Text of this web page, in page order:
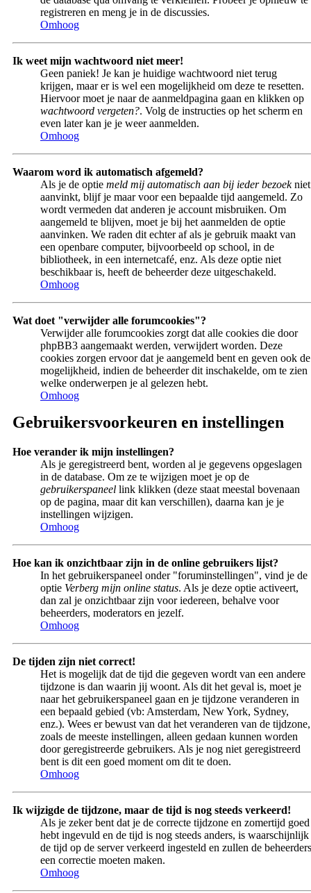
registreren en meng je in de discussies.
Omhoog
Ik weet mijn wachtwoord niet meer!
Geen paniek! Je kan je huidige wachtwoord niet terug
krijgen, maar er is wel een mogelijkheid om deze te resetten.
Hiervoor moet je naar de aanmeldpagina gaan en klikken op
wachtwoord vergeten?. Volg de instructies op het scherm en
even later kan je je weer aanmelden.
Omhoog
Waarom word ik automatisch afgemeld?
Als je de optie meld mij automatisch aan bij ieder bezoekniet
aanvinkt, blijf je maar voor een bepaalde tijd aangemeld. Zo
wordt vermeden dat anderen je account misbruiken. Om
aangemeld te blijven, moet je bij het aanmelden de optie
aanvinken. We raden dit echter af als je gebruik maakt van
een openbare computer, bijvoorbeeld op school, in de
bibliotheek, in een internetcafé, enz. Als deze optie niet
beschikbaar is, heeft de beheerder deze uitgeschakeld.
Omhoog
Wat doet "verwijder alle forumcookies"?
Verwijder alle forumcookies zorgt dat alle cookies die door
phpBB3 aangemaakt werden, verwijdert worden. Deze
cookies zorgen ervoor dat je aangemeld bent en geven ook de
mogelijkheid, indien de beheerder dit inschakelde, om te zien
welke onderwerpen je al gelezen hebt.
Omhoog
Gebruikersvoorkeuren en instellingen
Hoe verander ik mijn instellingen?
Als je geregistreerd bent, worden al je gegevens opgeslagen
in de database. Om ze te wijzigen moet je op de
gebruikerspaneel link klikken (deze staat meestal bovenaan
op de pagina, maar dit kan verschillen), daarna kan je je
instellingen wijzigen.
Omhoog
Hoe kan ik onzichtbaar zijn in de online gebruikers lijst?
In het gebruikerspaneel onder "foruminstellingen", vind je de
optie Verberg mijn online status. Als je deze optie activeert,
dan zal je onzichtbaar zijn voor iedereen, behalve voor
beheerders, moderators en jezelf.
Omhoog
De tijden zijn niet correct!
Het is mogelijk dat de tijd die gegeven wordt van een andere
tijdzone is dan waarin jij woont. Als dit het geval is, moet je
naar het gebruikerspaneel gaan en je tijdzone veranderen in
een bepaald gebied (vb: Amsterdam, New York, Sydney,
enz.). Wees er bewust van dat het veranderen van de tijdzone,
zoals de meeste instellingen, alleen gedaan kunnen worden
door geregistreerde gebruikers. Als je nog niet geregistreerd
bent is dit een goed moment om dit te doen.
Omhoog
Ik wijzigde de tijdzone, maar de tijd is nog steeds verkeerd!
Als je zeker bent dat je de correcte tijdzone en zomertijd goed
hebt ingevuld en de tijd is nog steeds anders, is waarschijnlijk
de tijd op de server verkeerd ingesteld en zullen de beheerders
een correctie moeten maken.
Omhoog